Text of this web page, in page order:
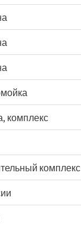
комплекс
комплекс